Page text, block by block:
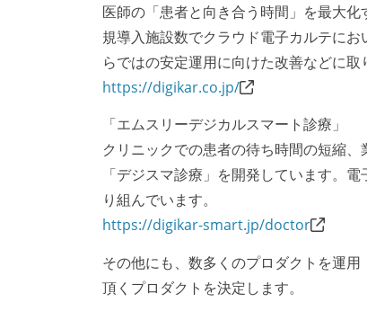
医師の「患者と向き合う時間」を最大
規導入施設数でクラウド電子カルテに
らではの安定運用に向けた改善などに取
https://digikar.co.jp/
「エムスリーデジカルスマート診療」
クリニックでの患者の待ち時間の短縮
「デジスマ診療」を開発しています。
り組んでいます。
https://digikar-smart.jp/doctor
その他にも、数多くのプロダクトを運
頂くプロダクトを決定します。